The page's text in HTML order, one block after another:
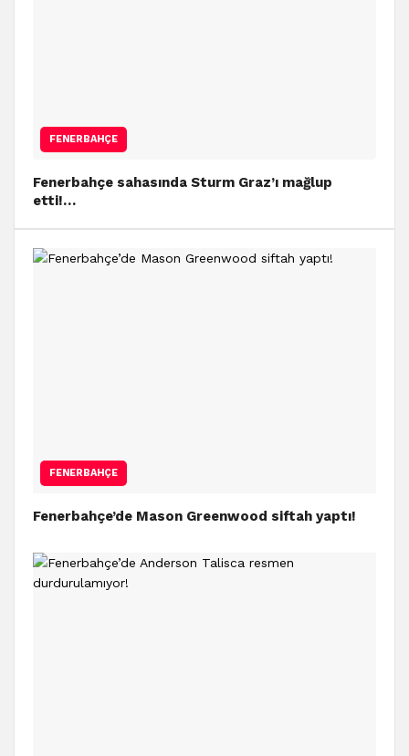
FENERBAHÇE
Fenerbahçe sahasında Sturm Graz’ı mağlup
etti!…
FENERBAHÇE
Fenerbahçe’de Mason Greenwood siftah yaptı!